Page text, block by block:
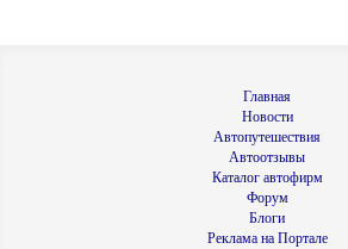
Главная
Новости
Автопутешествия
Автоотзывы
Каталог автофирм
Форум
Блоги
Реклама на Портале